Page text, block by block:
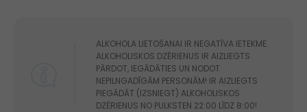
ALKOHOLA LIETOŠANAI IR NEGATĪVA IETEKME.
ALKOHOLISKOS DZĒRIENUS IR AIZLIEGTS
PĀRDOT, IEGĀDĀTIES UN NODOT
NEPILNGADĪGĀM PERSONĀM! IR AIZLIEGTS
PIEGĀDĀT (IZSNIEGT) ALKOHOLISKOS
DZĒRIENUS NO PULKSTEN 22:00 LĪDZ 8:00!